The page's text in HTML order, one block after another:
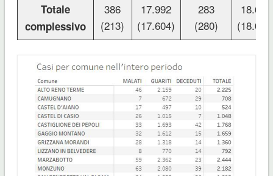
Totale
complessivo
386
(213)
17.992
(17.604)
283
(280)
18.661